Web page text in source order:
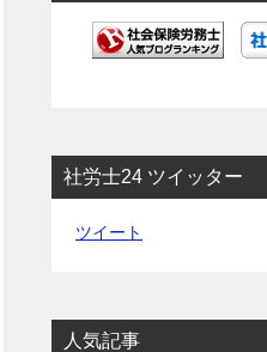
社労士24 ツイッター
ツイート
人気記事